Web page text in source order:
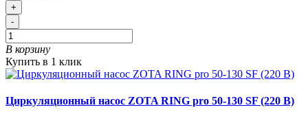
+
-
В корзину
Купить в 1 клик
Циркуляционный насос ZOTA RING pro 50-130 SF (220 В)